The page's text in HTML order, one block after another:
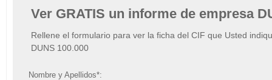
Ver GRATIS un informe de empresa
Rellene el formulario para ver la ficha del CIF que Usted
DUNS 100.000
Nombre y Apellidos*: